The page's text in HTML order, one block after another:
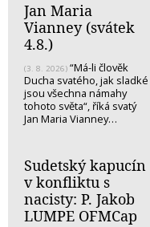
Jan Maria
Vianney (svátek
4.8.)
(3. 8. 2026) “Má-li člověk
Ducha svatého, jak sladké
jsou všechna námahy
tohoto světa“, říká svatý
Jan Maria Vianney…
Sudetský kapucín
v konfliktu s
nacisty: P. Jakob
LUMPE OFMCap